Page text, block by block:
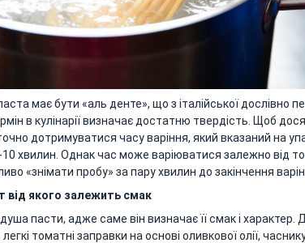
має бути «аль денте», що з італійської дослівно
в кулінарії визначає достатню твердість. Щоб
дотримуватися часу варіння, який вказаний на
10 хвилин. Однак час може варіюватися залежно від
«знімати пробу» за пару хвилин до закінчення
від якого залежить смак
пасти, адже саме він визначає її смак і характер.
томатні заправки на основі оливкової олії,